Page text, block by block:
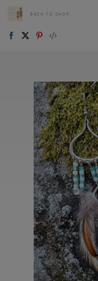
BACK TO SHOP